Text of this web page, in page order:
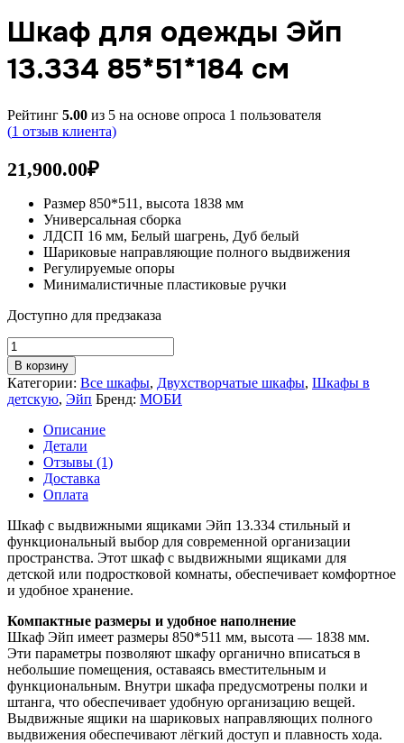
Шкаф для одежды Эйп
13.334 85*51*184 см
Рейтинг 5.00 из 5 на основе опроса 1 пользователя
(1 отзыв клиента)
21,900.00₽
Размер 850*511, высота 1838 мм
Универсальная сборка
ЛДСП 16 мм, Белый шагрень, Дуб белый
Шариковые направляющие полного выдвижения
Регулируемые опоры
Минималистичные пластиковые ручки
Доступно для предзаказа
Количество
товара
Шкаф
для
одежды
Эйп
13.334
85*51*184
В корзину
Категории: Все шкафы, Двухстворчатые шкафы, Шкафы в
детскую, Эйп Бренд: МОБИ
Описание
Детали
Отзывы (1)
Доставка
Оплата
Шкаф с выдвижными ящиками Эйп 13.334 стильный и
функциональный выбор для современной организации
пространства. Этот шкаф с выдвижными ящиками для
детской или подростковой комнаты, обеспечивает комфортное
и удобное хранение.
Компактные размеры и удобное наполнение
Шкаф Эйп имеет размеры 850*511 мм, высота — 1838 мм.
Эти параметры позволяют шкафу органично вписаться в
небольшие помещения, оставаясь вместительным и
функциональным. Внутри шкафа предусмотрены полки и
штанга, что обеспечивает удобную организацию вещей.
Выдвижные ящики на шариковых направляющих полного
выдвижения обеспечивают лёгкий доступ и плавность хода.